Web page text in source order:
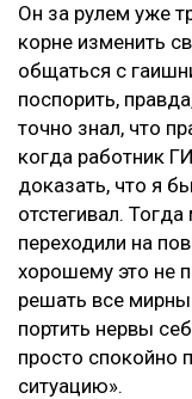
Он за рулем уже
корне изменить
общаться с
поспорить,
точно знал, что
когда работник
доказать, что я
отстегивал.
переходили на
хорошему это не
решать все
портить нервы
просто спокойно
ситуацию».